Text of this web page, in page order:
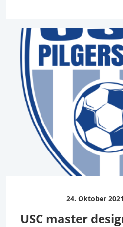
24. Oktober 2021
USC master